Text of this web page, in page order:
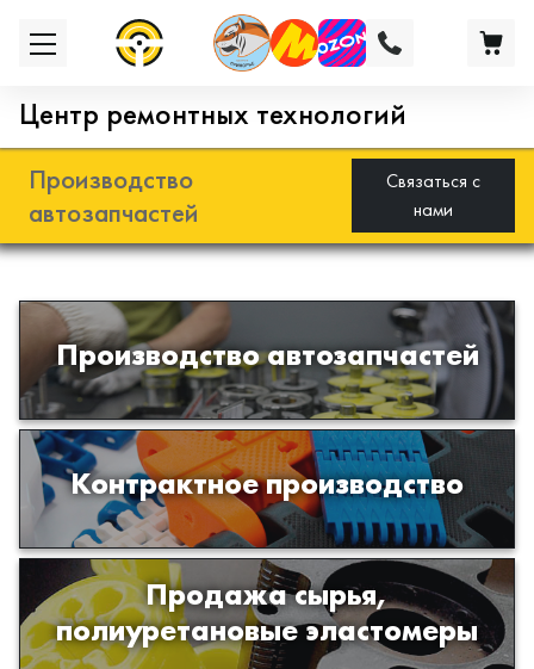
Центр ремонтных технологий
Производство
автозапчастей
Связаться с
нами
Производство автозапчастей
Разработка и производство деталей
из эластомеров для подвески
автомобиля
Контрактное производство
Производство изделий из пластиков
и полимеров по образцам либо
чертежам заказчика
Продажа сырья,
полиуретановые эластомеры
Продажа сырья для производства
изделий из полиуретана